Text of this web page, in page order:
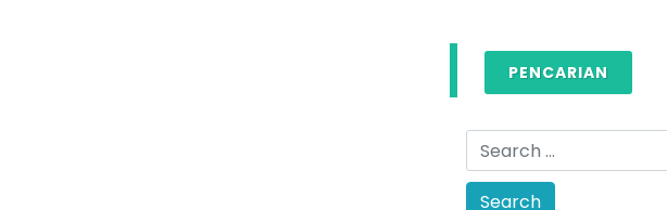
PENCARIAN